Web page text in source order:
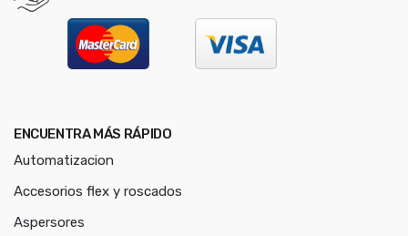
ENCUENTRA MÁS RÁPIDO
Automatizacion
Accesorios flex y roscados
Aspersores